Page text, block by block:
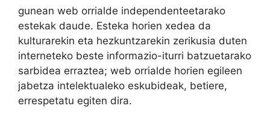
gunean web orrialde independenteetarako
estekak daude. Esteka horien xedea da
kulturarekin eta hezkuntzarekin zerikusia duten
interneteko beste informazio-iturri batzuetarako
sarbidea erraztea; web orrialde horien egileen
jabetza intelektualeko eskubideak, betiere,
errespetatu egiten dira.